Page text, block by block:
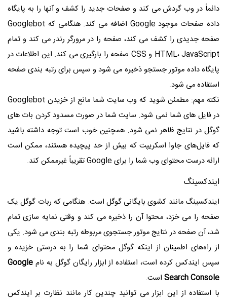
دائماً در وب گردش می کند و صفحات جدید را کشف و آنها را به پایگاه
داده صفحات موجود Google اضافه می کند. هنگامی که Googlebot
صفحه جدیدی را کشف می کند، صفحه را در مرورگر رندر می کند و تمام
HTML، JavaScript و CSS صفحه را بارگیری می کند. این اطلاعات در
پایگاه داده موتور جستجو ذخیره می شود و سپس برای رتبه بندی صفحه
استفاده می شود.
نکته مهم: مطمئن شوید که وب سایت شما مانع از خزیدن Googlebot
در فایل های شما نمی شود. سایت شما در صورت مسدود کردن بات های
گوگل در نتایج ظاهر نمی شود. همچنین خوب است توجه داشته باشید
که فایل‌های جاوا اسکریپت که بیش از حد پیچیده هستند، ممکن است
ارائه درست محتوای وب شما را برای Google تقریباً غیرممکن کند.
ایندکسینگ
ایندکسینگ مانند کشوی بایگانی گوگل است. هنگامی که ربات گوگل یک
صفحه را می خزد، محتوا آن را ذخیره می کند و وقتی نمایه سازی تمام
شد، آن صفحه در نتایج موتور جستجوی مربوطه رتبه بندی می شود. یکی
از راه‌های اطمینان از اینکه گوگل محتوای شما را به درستی خزیده و
سپس ایندکس کرده است، استفاده از ابزار رایگان گوگل به نام Google
Search Console است.
با استفاده از این ابزار می توانید چندین کار مانند نظارت بر ایندکس